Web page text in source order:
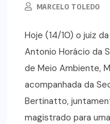
MARCELO TOLEDO
Hoje (14/10) o juiz
Antonio Horácio da
de Meio Ambiente,
acompanhada da
Bertinatto,
magistrado para